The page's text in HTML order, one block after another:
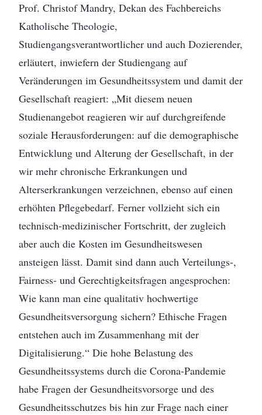
Prof. Christof Mandry, Dekan des Fachbereichs
Katholische Theologie,
Studiengangsverantwortlicher und auch Dozierender,
erläutert, inwiefern der Studiengang auf
Veränderungen im Gesundheitssystem und damit der
Gesellschaft reagiert: „Mit diesem neuen
Studienangebot reagieren wir auf durchgreifende
soziale Herausforderungen: auf die demographische
Entwicklung und Alterung der Gesellschaft, in der
wir mehr chronische Erkrankungen und
Alterserkrankungen verzeichnen, ebenso auf einen
erhöhten Pflegebedarf. Ferner vollzieht sich ein
technisch-medizinischer Fortschritt, der zugleich
aber auch die Kosten im Gesundheitswesen
ansteigen lässt. Damit sind dann auch Verteilungs-,
Fairness- und Gerechtigkeitsfragen angesprochen:
Wie kann man eine qualitativ hochwertige
Gesundheitsversorgung sichern? Ethische Fragen
entstehen auch im Zusammenhang mit der
Digitalisierung.“ Die hohe Belastung des
Gesundheitssystems durch die Corona-Pandemie
habe Fragen der Gesundheitsvorsorge und des
Gesundheitsschutzes bis hin zur Frage nach einer